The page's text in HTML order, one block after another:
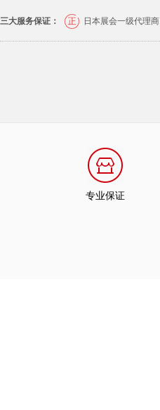
三大服务保证： 日本展会一级代理商
专业保证